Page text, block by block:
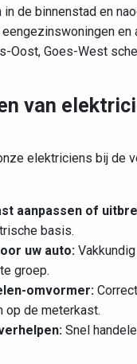
in de binnenstad en
en
Oost, Goes-West
van
elektriciens bij de
aanpassen of
basis.
uw auto:
groep.
omvormer:
op de meterkast.
Snel